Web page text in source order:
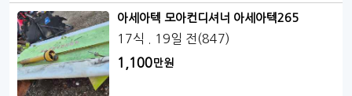
아세아텍 모아컨디셔너 아세아텍265
17식 . 19일 전(847)
1,100만원